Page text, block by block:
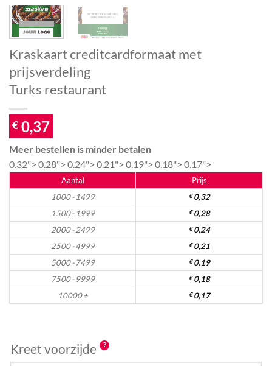
Kraskaart creditcardformaat met
prijsverdeling
Turks restaurant
€ 0,37
Meer bestellen is minder betalen
0.32"> 0.28"> 0.24"> 0.21"> 0.19"> 0.18"> 0.17">
Aantal
Prijs
1000 - 1499
€0,32
1500 - 1999
€0,28
2000 - 2499
€0,24
2500 - 4999
€0,21
5000 - 7499
€0,19
7500 - 9999
€0,18
10000 +
€0,17
Kreet voorzijde